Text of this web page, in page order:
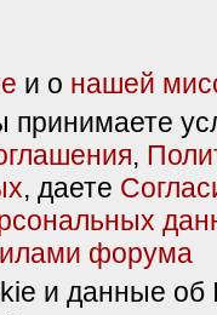
и о нашей
принимаете
,
, даете
форума
и данные об